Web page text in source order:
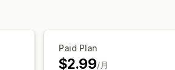
Paid Plan
$2.99/月